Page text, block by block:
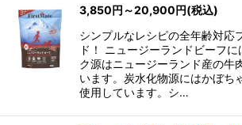
3,850円 ～20,900円(税込)
シンプルなレシピの全年齢対応
ド！ ニュージーランドビーフ
ク源はニュージーランド産の牛
います。炭水化物源にはかぼち
使用しています。シ…